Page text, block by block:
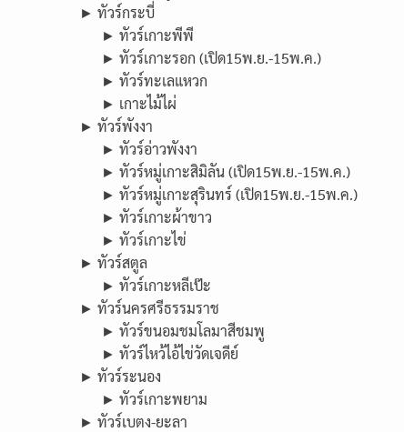
► ทัวร์กระบี่
► ทัวร์เกาะพีพี
► ทัวร์เกาะรอก (เปิด15พ.ย.-15พ.ค.)
► ทัวร์ทะเลแหวก
► เกาะไม้ไผ่
► ทัวร์พังงา
► ทัวร์อ่าวพังงา
► ทัวร์หมู่เกาะสิมิลัน (เปิด15พ.ย.-15พ.ค.)
► ทัวร์หมู่เกาะสุรินทร์ (เปิด15พ.ย.-15พ.ค.)
► ทัวร์เกาะผ้าขาว
► ทัวร์เกาะไข่
► ทัวร์สตูล
► ทัวร์เกาะหลีเป๊ะ
► ทัวร์นครศรีธรรมราช
► ทัวร์ขนอมชมโลมาสีชมพู
► ทัวร์ไหว้ไอ้ไข่วัดเจดีย์
► ทัวร์ระนอง
► ทัวร์เกาะพยาม
► ทัวร์เบตง-ยะลา